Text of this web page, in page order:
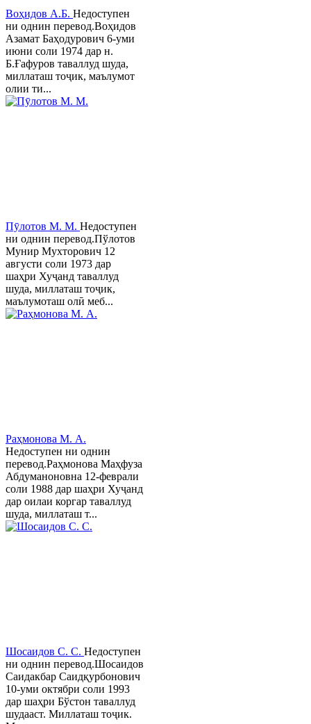
Воҳидов А.Б. Недоступен
ни однин перевод.Воҳидов
Азамат Баҳодурович 6-уми
июни соли 1974 дар н.
Б.Ғафуров таваллуд шуда,
миллаташ тоҷик, маълумот
олии ти...
Пӯлотов М. М. Недоступен
ни однин перевод.Пўлотов
Мунир Мухторович 12
августи соли 1973 дар
шаҳри Хуҷанд таваллуд
шуда, миллаташ тоҷик,
маълумоташ олӣ меб...
Раҳмонова М. А.
Недоступен ни однин
перевод.Раҳмонова Маҳфуза
Абдуманоновна 12-феврали
соли 1988 дар шаҳри Хуҷанд
дар оилаи коргар таваллуд
шуда, миллаташ т...
Шосаидов С. С. Недоступен
ни однин перевод.Шосаидов
Саидакбар Саидқурбонович
10-уми октябри соли 1993
дар шаҳри Бўстон таваллуд
шудааст. Миллаташ тоҷик.